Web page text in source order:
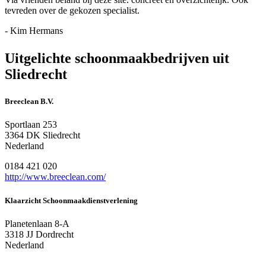
tevreden over de gekozen specialist.
- Kim Hermans
Uitgelichte schoonmaakbedrijven uit
Sliedrecht
Breeclean B.V.
Sportlaan 253
3364 DK Sliedrecht
Nederland
0184 421 020
http://www.breeclean.com/
Klaarzicht Schoonmaakdienstverlening
Planetenlaan 8-A
3318 JJ Dordrecht
Nederland